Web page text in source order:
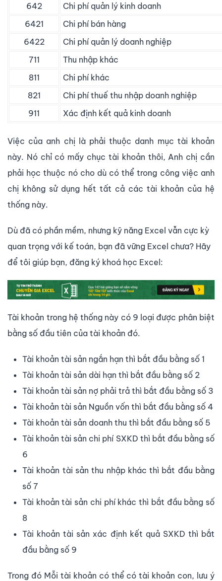
642
Chi phí quản lý kinh doanh
6421
Chi phí bán hàng
6422
Chi phí quản lý doanh nghiệp
711
Thu nhập khác
811
Chi phí khác
821
Chi phí thuế thu nhập doanh nghiệp
911
Xác định kết quả kinh doanh
Việc của anh chị là phải thuộc danh mục tài khoản
này. Nó chỉ có mấy chục tài khoản thôi, Anh chị cần
phải học thuộc nó cho dù có thể trong công việc anh
chị không sử dụng hết tất cả các tài khoản của hệ
thống này.
Dù đã có phần mềm, nhưng kỹ năng Excel vẫn cực kỳ
quan trọng với kế toán, bạn đã vững Excel chưa? Hãy
để tôi giúp bạn, đăng ký khoá học Excel:
Tài khoản trong hệ thống này có 9 loại được phân biệt
bằng số đầu tiên của tài khoản đó.
Tài khoản tài sản ngắn hạn thì bắt đầu bằng số 1
Tài khoản tài sản dài hạn thì bắt đầu bằng số 2
Tài khoản tài sản nợ phải trả thì bắt đầu bằng số 3
Tài khoản tài sản Nguồn vốn thì bắt đầu bằng số 4
Tài khoản tài sản doanh thu thì bắt đầu bằng số 5
Tài khoản tài sản chi phí SXKD thì bắt đầu bằng số
6
Tài khoản tài sản thu nhập khác thì bắt đầu bằng
số 7
Tài khoản tài sản chi phí khác thì bắt đầu bằng số
8
Tài khoản tài sản xác định kết quả SXKD thì bắt
đầu bằng số 9
Trong đó Mỗi tài khoản có thể có tài khoản con, lưu ý